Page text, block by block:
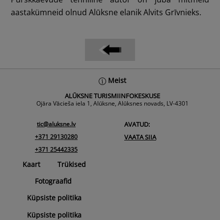
aastakümneid olnud Alūksne elanik Alvits Grīvnieks.
Meist
ALŪKSNE TURISMIINFOKESKUSE
Ojāra Vācieša iela 1, Alūksne, Alūksnes novads, LV-4301
tic@aluksne.lv
+371 29130280
+371 25442335
AVATUD:
VAATA SIIA
Kaart
Trükised
Fotograafid
Küpsiste politika
Küpsiste politika